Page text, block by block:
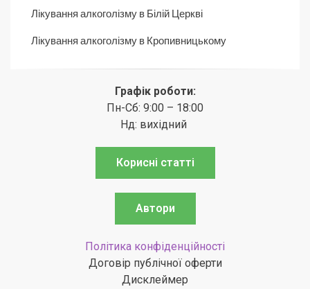
Лікування алкоголізму в Білій Церкві
Лікування алкоголізму в Кропивницькому
Графік роботи:
Пн-Сб: 9:00 – 18:00
Нд: вихідний
Корисні статті
Автори
Політика конфіденційності
Договір публічної оферти
Дисклеймер